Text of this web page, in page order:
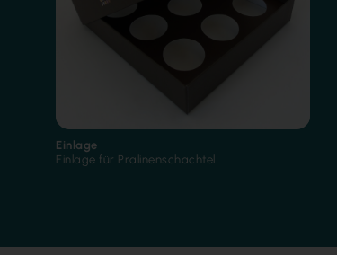
Einlage
Einlage für Pralinenschachtel